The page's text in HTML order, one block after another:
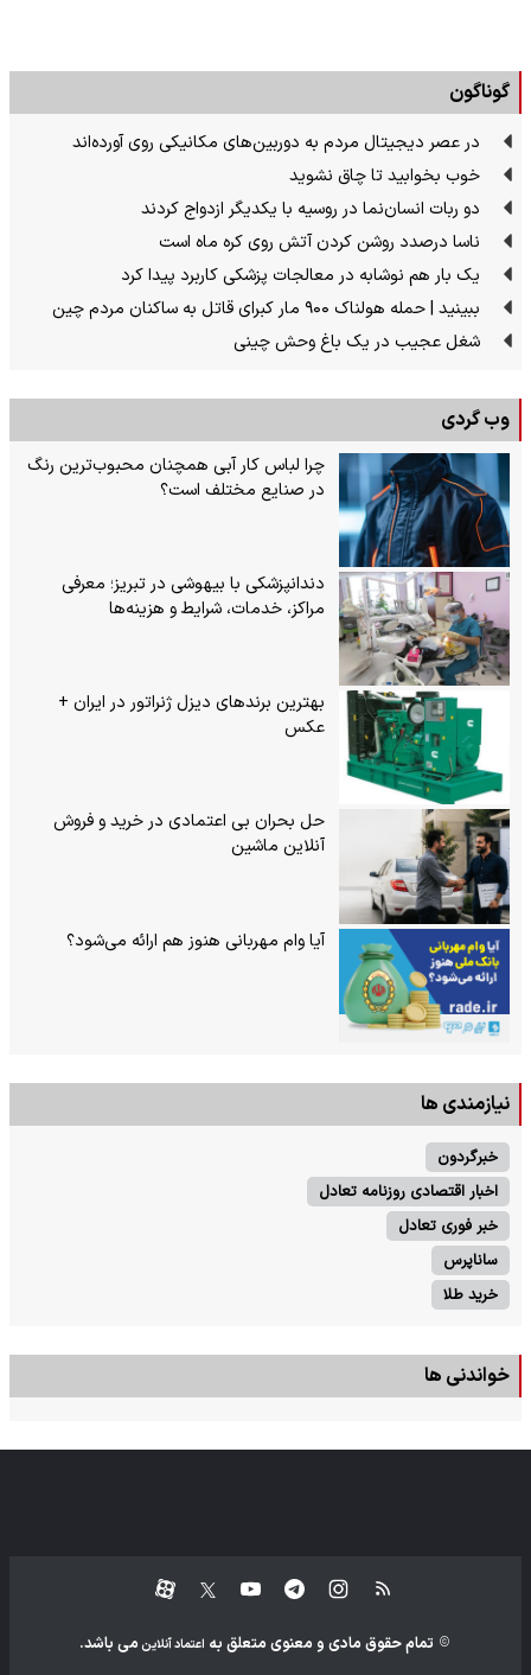
گوناگون
در عصر دیجیتال مردم به دوربین‌های مکانیکی روی آورده‌اند
خوب بخوابید تا چاق نشوید
دو ربات انسان‌نما در روسیه با یکدیگر ازدواج کردند
ناسا درصدد روشن کردن آتش روی کره ماه است
یک بار هم نوشابه در معالجات پزشکی کاربرد پیدا کرد
ببینید | حمله هولناک ۹۰۰ مار کبرای قاتل به ساکنان مردم چین
شغل عجیب در یک باغ وحش چینی
وب گردی
چرا لباس کار آبی همچنان محبوب‌ترین رنگ
در صنایع مختلف است؟
دندانپزشکی با بیهوشی در تبریز؛ معرفی
مراکز، خدمات، شرایط و هزینه‌ها
بهترین برندهای دیزل ژنراتور در ایران +
عکس
حل بحران بی‌ اعتمادی در خرید و فروش
آنلاین ماشین
آیا وام مهربانی هنوز هم ارائه می‌شود؟
نیازمندی ها
خبرگردون
اخبار اقتصادی روزنامه تعادل
خبر فوری تعادل
ساناپرس
خرید طلا
خواندنی ها
تمام حقوق مادی و معنوی متعلق به اعتماد آنلاین می باشد.